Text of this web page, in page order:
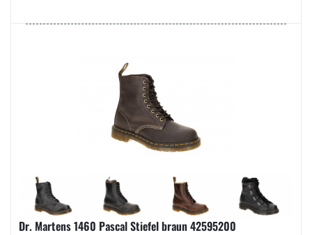
Dr. Martens 1460 Pascal Stiefel braun 42595200